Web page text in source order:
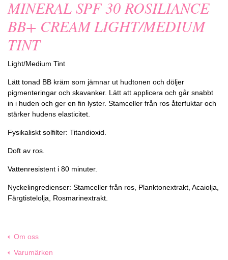
MINERAL SPF 30 ROSILIANCE
BB+ CREAM LIGHT/MEDIUM
TINT
Light/Medium Tint
Lätt tonad BB kräm som jämnar ut hudtonen och döljer
pigmenteringar och skavanker. Lätt att applicera och går snabbt
in i huden och ger en fin lyster. Stamceller från ros återfuktar och
stärker hudens elasticitet.
Fysikaliskt solfilter: Titandioxid.
Doft av ros.
Vattenresistent i 80 minuter.
Nyckelingredienser: Stamceller från ros, Planktonextrakt, Acaiolja,
Färgtistelolja, Rosmarinextrakt.
Om oss
Varumärken